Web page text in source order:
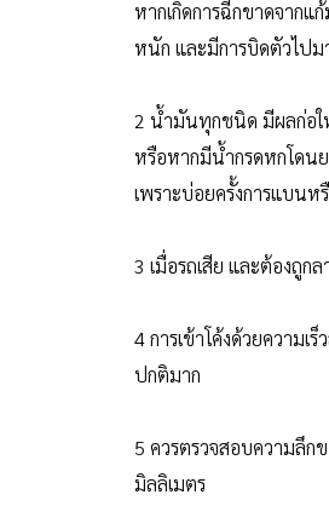
หากเกิดการฉีกขาดจาก
หนัก และมีการบิดตัวไปม
2 น้ำมันทุกชนิด มีผลก่อใ
หรือหากมีน้ำกรดหกโดน
เพราะบ่อยครั้งการแบน
3 เมื่อรถเสีย และต้องถู
4 การเข้าโค้งด้วยความเ
ปกติมาก
5 ควรตรวจสอบความลึก
มิลลิเมตร